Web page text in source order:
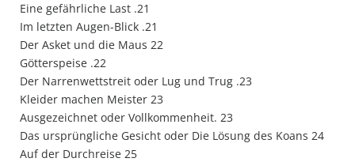
Eine gefährliche Last .21
Im letzten Augen-Blick .21
Der Asket und die Maus 22
Götterspeise .22
Der Narrenwettstreit oder Lug und Trug .23
Kleider machen Meister 23
Ausgezeichnet oder Vollkommenheit. 23
Das ursprüngliche Gesicht oder Die Lösung des Koans 24
Auf der Durchreise 25